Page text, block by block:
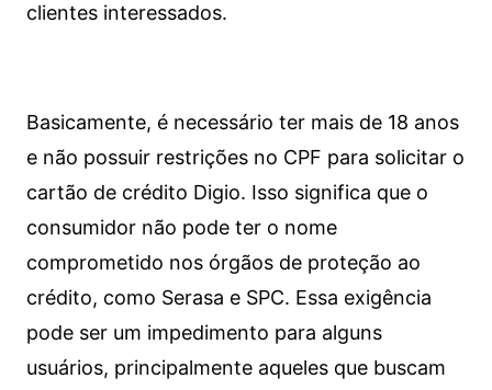
clientes interessados.
Basicamente, é necessário ter mais de 18 anos
e não possuir restrições no CPF para solicitar o
cartão de crédito Digio. Isso significa que o
consumidor não pode ter o nome
comprometido nos órgãos de proteção ao
crédito, como Serasa e SPC. Essa exigência
pode ser um impedimento para alguns
usuários, principalmente aqueles que buscam